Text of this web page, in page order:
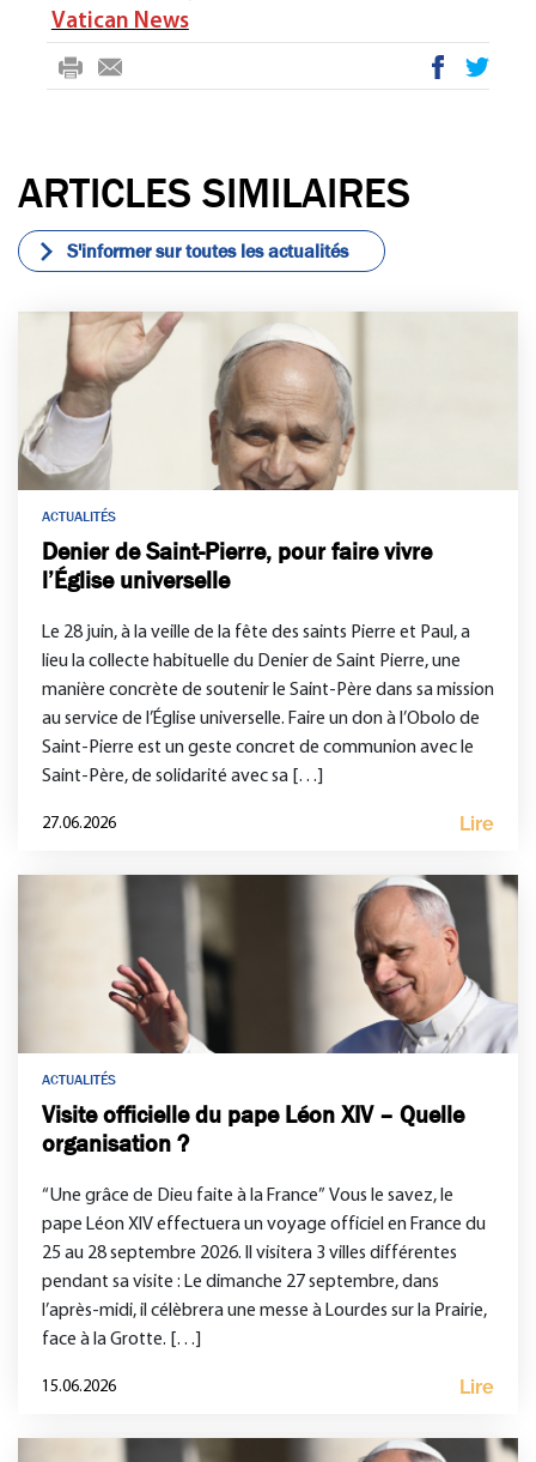
Vatican News
ARTICLES SIMILAIRES
S'informer sur toutes les actualités
ACTUALITÉS
Denier de Saint-Pierre, pour faire vivre
l’Église universelle
Le 28 juin, à la veille de la fête des saints Pierre et Paul, a
lieu la collecte habituelle du Denier de Saint Pierre, une
manière concrète de soutenir le Saint-Père dans sa mission
au service de l’Église universelle. Faire un don à l’Obolo de
Saint-Pierre est un geste concret de communion avec le
Saint-Père, de solidarité avec sa […]
27.06.2026 Lire
ACTUALITÉS
Visite officielle du pape Léon XIV – Quelle
organisation ?
“Une grâce de Dieu faite à la France” Vous le savez, le
pape Léon XIV effectuera un voyage officiel en France du
25 au 28 septembre 2026. Il visitera 3 villes différentes
pendant sa visite : Le dimanche 27 septembre, dans
l’après-midi, il célèbrera une messe à Lourdes sur la Prairie,
face à la Grotte. […]
15.06.2026 Lire